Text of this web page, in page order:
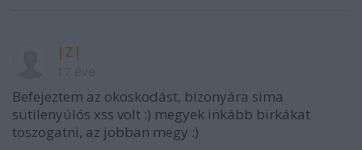
|Z|
Befejeztem az okoskodást, bizonyára sima
sütilenyúlós xss volt :) megyek inkább birkákat
toszogatni, az jobban megy :)